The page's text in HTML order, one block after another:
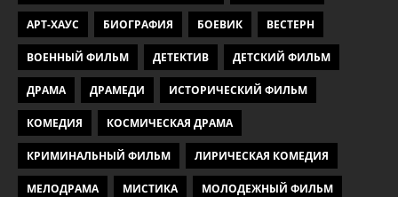
АРТ-ХАУС БИОГРАФИЯ БОЕВИК ВЕСТЕРН
ВОЕННЫЙ ФИЛЬМ ДЕТЕКТИВ ДЕТСКИЙ ФИЛЬМ
ДРАМА ДРАМЕДИ ИСТОРИЧЕСКИЙ ФИЛЬМ
КОМЕДИЯ КОСМИЧЕСКАЯ ДРАМА
КРИМИНАЛЬНЫЙ ФИЛЬМ ЛИРИЧЕСКАЯ КОМЕДИЯ
МЕЛОДРАМА МИСТИКА МОЛОДЕЖНЫЙ ФИЛЬМ